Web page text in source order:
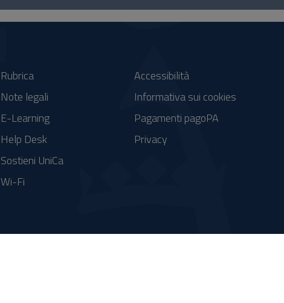
Rubrica
Note legali
E-Learning
Help Desk
Sostieni UniCa
Wi-Fi
Accessibilità
Informativa sui cookies
Pagamenti pagoPA
Privacy